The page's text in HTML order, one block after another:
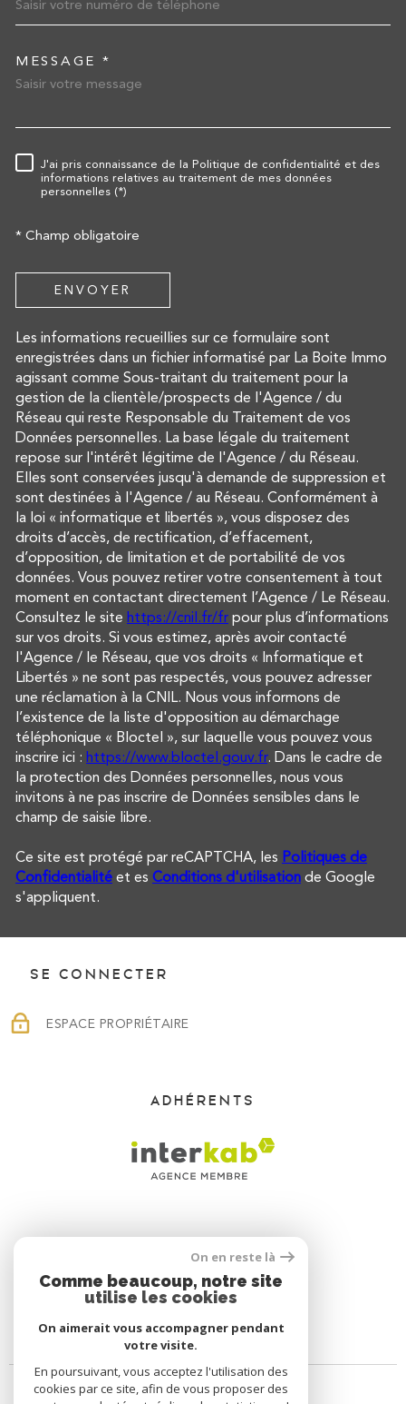
MESSAGE *
RÈGLEMENTATION
J'ai pris connaissance de la Politique de confidentialité et des
informations relatives au traitement de mes données
personnelles (*)
* Champ obligatoire
ENVOYER
Les informations recueillies sur ce formulaire sont
enregistrées dans un fichier informatisé par La Boite Immo
agissant comme Sous-traitant du traitement pour la
gestion de la clientèle/prospects de l'Agence / du
Réseau qui reste Responsable du Traitement de vos
Données personnelles. La base légale du traitement
repose sur l'intérêt légitime de l'Agence / du Réseau.
Elles sont conservées jusqu'à demande de suppression et
sont destinées à l'Agence / au Réseau. Conformément à
la loi « informatique et libertés », vous disposez des
droits d’accès, de rectification, d’effacement,
d’opposition, de limitation et de portabilité de vos
données. Vous pouvez retirer votre consentement à tout
moment en contactant directement l’Agence / Le Réseau.
Consultez le site https://cnil.fr/fr pour plus d’informations
sur vos droits. Si vous estimez, après avoir contacté
l'Agence / le Réseau, que vos droits « Informatique et
Libertés » ne sont pas respectés, vous pouvez adresser
une réclamation à la CNIL. Nous vous informons de
l’existence de la liste d'opposition au démarchage
téléphonique « Bloctel », sur laquelle vous pouvez vous
inscrire ici : https://www.bloctel.gouv.fr. Dans le cadre de
la protection des Données personnelles, nous vous
invitons à ne pas inscrire de Données sensibles dans le
champ de saisie libre.
Ce site est protégé par reCAPTCHA, les Politiques de
Confidentialité et es Conditions d'utilisation de Google
s'appliquent.
SE CONNECTER
ESPACE PROPRIÉTAIRE
ADHÉRENTS
On en reste là
Comme beaucoup, notre site
utilise les cookies
On aimerait vous accompagner pendant
votre visite.
En poursuivant, vous acceptez l'utilisation des
cookies par ce site, afin de vous proposer des